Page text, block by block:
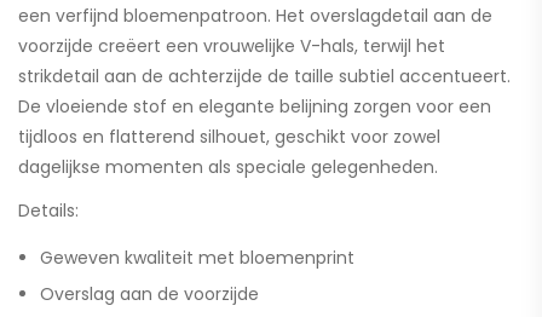
een verfijnd bloemenpatroon. Het overslagdetail aan de
voorzijde creëert een vrouwelijke V-hals, terwijl het
strikdetail aan de achterzijde de taille subtiel accentueert.
De vloeiende stof en elegante belijning zorgen voor een
tijdloos en flatterend silhouet, geschikt voor zowel
dagelijkse momenten als speciale gelegenheden.
Details:
Geweven kwaliteit met bloemenprint
Overslag aan de voorzijde